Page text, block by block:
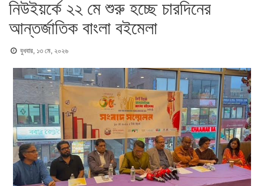
নিউইয়র্কে ২২ মে শুরু হচ্ছে চারদিনের
আন্তর্জাতিক বাংলা বইমেলা
বুধবার, ১৩ মে, ২০২৬